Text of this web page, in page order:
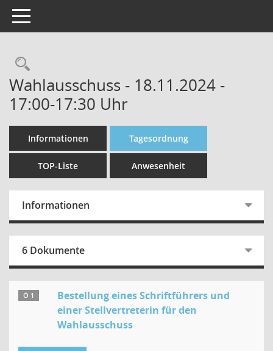
Toggle navigation
Rechercheauswahl
Wahlausschuss - 18.11.2024 -
17:00-17:30 Uhr
Informationen Tagesordnung
TOP-Liste Anwesenheit
Informationen
6 Dokumente
Ö 1
Bestellung eines Schriftführers und
einer Stellvertreterin für den
Wahlausschuss